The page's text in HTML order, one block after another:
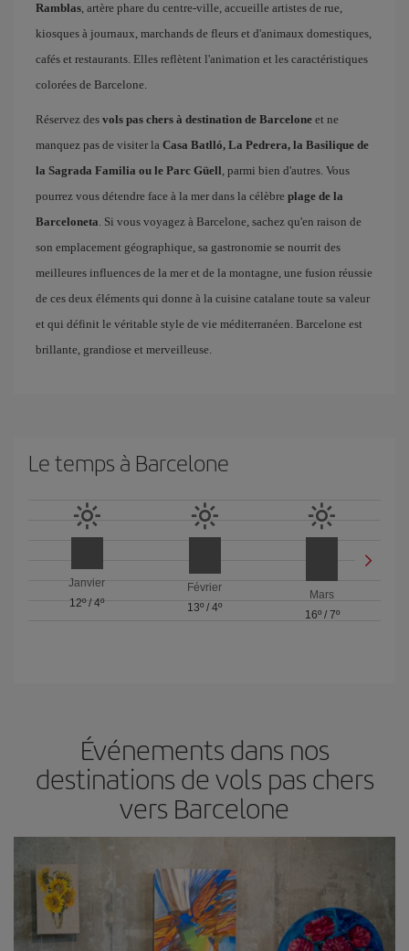
Ramblas, artère phare du centre-ville, accueille artistes de rue,
kiosques à journaux, marchands de fleurs et d'animaux domestiques,
cafés et restaurants. Elles reflètent l'animation et les caractéristiques
colorées de Barcelone.
Réservez des vols pas chers à destination de Barcelone et ne
manquez pas de visiter la Casa Batlló, La Pedrera, la Basilique de
la Sagrada Familia ou le Parc Güell, parmi bien d'autres. Vous
pourrez vous détendre face à la mer dans la célèbre plage de la
Barceloneta. Si vous voyagez à Barcelone, sachez qu'en raison de
son emplacement géographique, sa gastronomie se nourrit des
meilleures influences de la mer et de la montagne, une fusion réussie
de ces deux éléments qui donne à la cuisine catalane toute sa valeur
et qui définit le véritable style de vie méditerranéen. Barcelone est
brillante, grandiose et merveilleuse.
Le temps à Barcelone
Janvier
12º/4º
Février
13º / 4º
Mars
16º/ 7º
Événements dans nos
destinations de vols pas chers
vers Barcelone